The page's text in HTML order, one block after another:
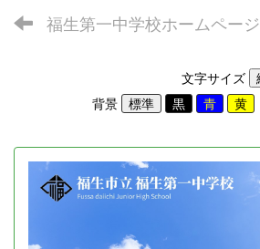
福生第一中学校ホームページ
文字サイズ
背景